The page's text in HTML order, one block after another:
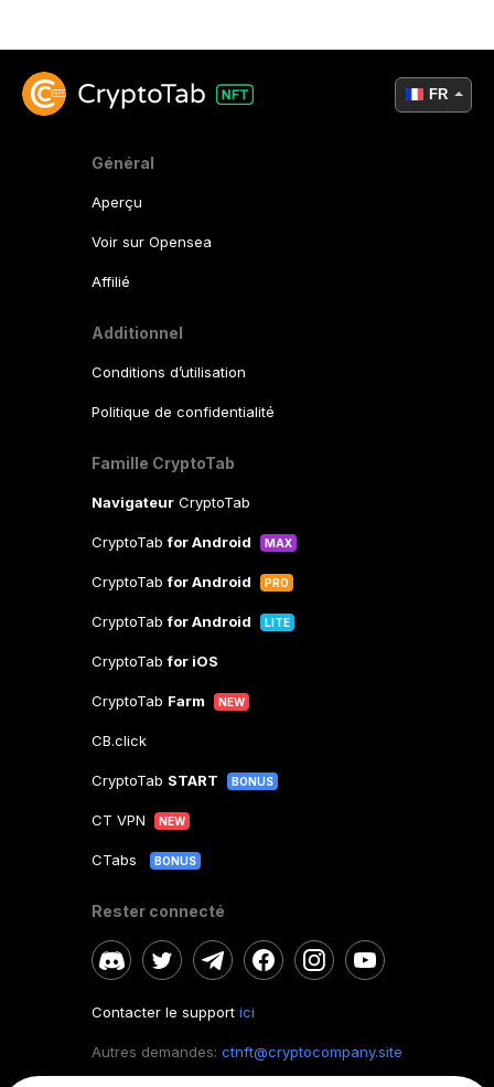
Général
Aperçu
Voir sur Opensea
Affilié
Additionnel
Conditions d’utilisation
Politique de confidentialité
Famille CryptoTab
Navigateur CryptoTab
CryptoTabfor Android MAX
CryptoTabfor Android PRO
CryptoTabfor Android LITE
CryptoTabfor iOS
CryptoTab Farm NEW
CB.click
CryptoTab START BONUS
CT VPN NEW
CTabs BONUS
Rester connecté
Contacter le support ici
Autres demandes: ctnft@cryptocompany.site
FR